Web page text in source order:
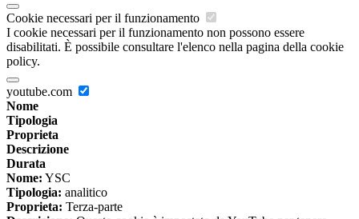
Cookie necessari per il funzionamento
I cookie necessari per il funzionamento non possono essere
disabilitati. È possibile consultare l'elenco nella pagina della cookie
policy.
youtube.com
Nome
Tipologia
Proprieta
Descrizione
Durata
Nome: YSC
Tipologia: analitico
Proprieta: Terza-parte